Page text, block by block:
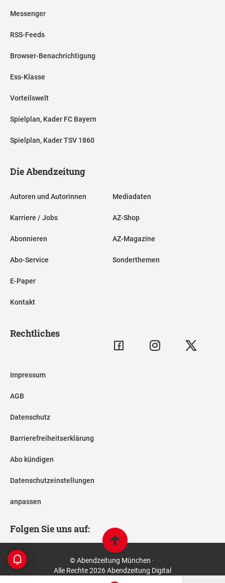
Messenger
RSS-Feeds
Browser-Benachrichtigung
Ess-Klasse
Vorteilswelt
Spielplan, Kader FC Bayern
Spielplan, Kader TSV 1860
Die Abendzeitung
Autoren und Autorinnen
Karriere / Jobs
Abonnieren
Abo-Service
E-Paper
Kontakt
Mediadaten
AZ-Shop
AZ-Magazine
Sonderthemen
Rechtliches
Impressum
AGB
Datenschutz
Barrierefreiheitserklärung
Abo kündigen
Datenschutzeinstellungen
anpassen
Folgen Sie uns auf:
© Abendzeitung München ·
Alle Rechte 2026 Abendzeitung Digital